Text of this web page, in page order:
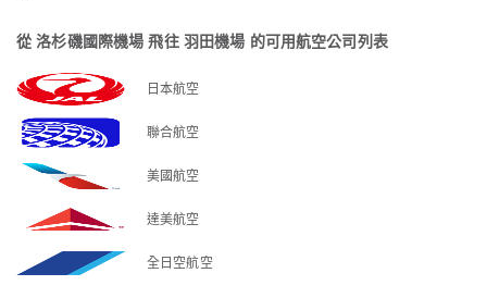
從 洛杉磯國際機場 飛往 羽田機場 的可用航空公司列表
日本航空
聯合航空
美國航空
達美航空
全日空航空